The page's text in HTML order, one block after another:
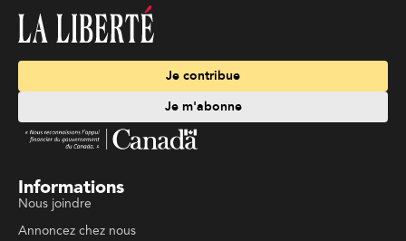
Je contribue
Je m'abonne
Informations
Nous joindre
Annoncez chez nous